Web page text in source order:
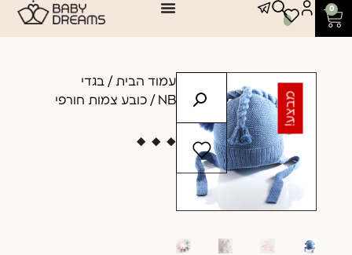
0
מבצע!
עמוד הבית / בגדי
NB / כובע צמות חורפי